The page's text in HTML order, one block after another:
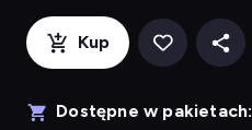
Kup
Dostępne w pakietach: